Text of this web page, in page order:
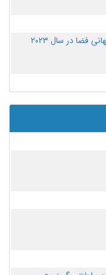
فضا در سال ۲۰۲۳